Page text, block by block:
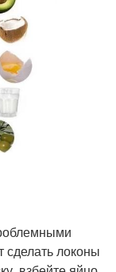
сделать локоны